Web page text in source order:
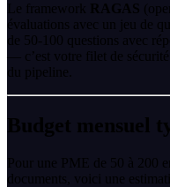
Le framework RAGAS
évaluations avec un jeu de
de 50-100 questions avec
— c’est votre filet de
du pipeline.
Budget mensuel
Pour une PME de 50 à 200
documents, voici une